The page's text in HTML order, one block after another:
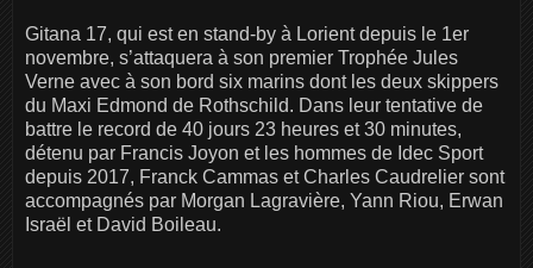
Gitana 17, qui est en stand-by à Lorient depuis le 1er
novembre, s’attaquera à son premier Trophée Jules
Verne avec à son bord six marins dont les deux skippers
du Maxi Edmond de Rothschild. Dans leur tentative de
battre le record de 40 jours 23 heures et 30 minutes,
détenu par Francis Joyon et les hommes de Idec Sport
depuis 2017, Franck Cammas et Charles Caudrelier sont
accompagnés par Morgan Lagravière, Yann Riou, Erwan
Israël et David Boileau.